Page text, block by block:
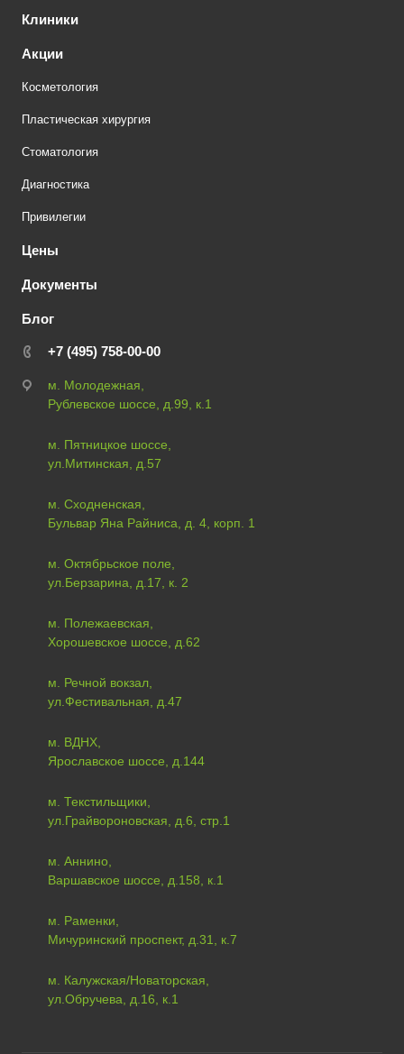
Клиники
Акции
Косметология
Пластическая хирургия
Стоматология
Диагностика
Привилегии
Цены
Документы
Блог
+7 (495) 758-00-00
м. Молодежная,
Рублевское шоссе, д.99, к.1
м. Пятницкое шоссе,
ул.Митинская, д.57
м. Сходненская,
Бульвар Яна Райниса, д. 4, корп. 1
м. Октябрьское поле,
ул.Берзарина, д.17, к. 2
м. Полежаевская,
Хорошевское шоссе, д.62
м. Речной вокзал,
ул.Фестивальная, д.47
м. ВДНХ,
Ярославское шоссе, д.144
м. Текстильщики,
ул.Грайвороновская, д.6, стр.1
м. Аннино,
Варшавское шоссе, д.158, к.1
м. Раменки,
Мичуринский проспект, д.31, к.7
м. Калужская/Новаторская,
ул.Обручева, д.16, к.1